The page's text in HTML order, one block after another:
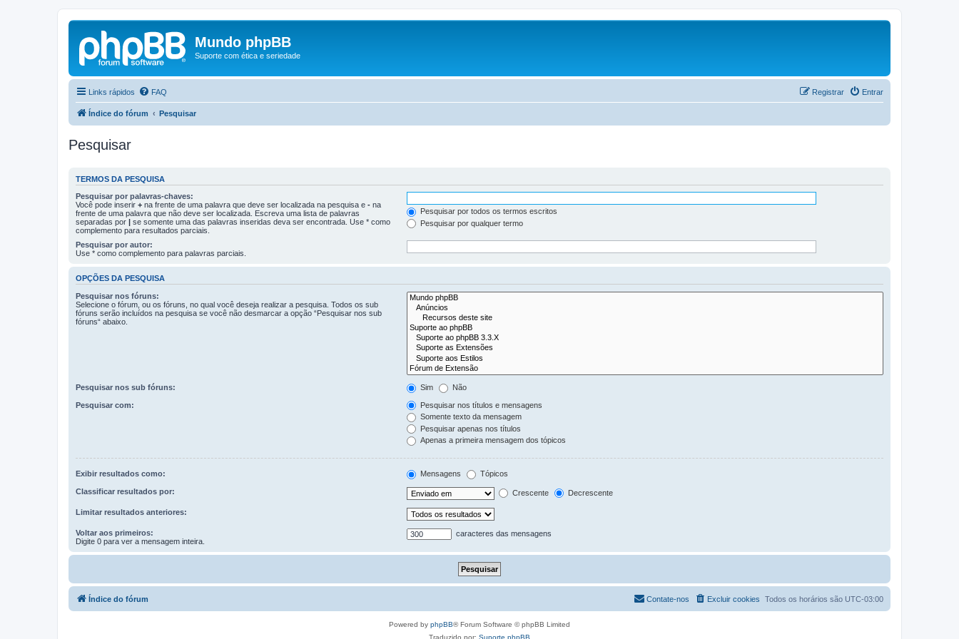
Mundo phpBB
Suporte com ética e seriedade
Links rápidos FAQ Entrar
Registrar
Índice do fórum Pesquisar
Pesquisar
TERMOS DA PESQUISA
Pesquisar por palavras-chaves:
Você pode inserir + na frente de uma palavra que deve ser localizada na pesquisa e - na
frente de uma palavra que não deve ser localizada. Escreva uma lista de palavras
separadas por | se somente uma das palavras inseridas deva ser encontrada. Use * como
complemento para resultados parciais.
Pesquisar por todos os termos escritos
Pesquisar por qualquer termo
Pesquisar por autor:
Use * como complemento para palavras parciais.
OPÇÕES DA PESQUISA
Pesquisar nos fóruns:
Selecione o fórum, ou os fóruns, no qual você deseja realizar a pesquisa. Todos os sub
fóruns serão incluídos na pesquisa se você não desmarcar a opção “Pesquisar nos sub
fóruns“ abaixo.
Pesquisar nos sub fóruns: Sim Não
Pesquisar com:
Pesquisar nos títulos e mensagens
Somente texto da mensagem
Pesquisar apenas nos títulos
Apenas a primeira mensagem dos tópicos
Exibir resultados como: Mensagens Tópicos
Classificar resultados por: Crescente Decrescente
Limitar resultados anteriores:
Voltar aos primeiros:
Digite 0 para ver a mensagem inteira.
caracteres das mensagens
Índice do fórum Todos os horários são UTC-03:00
Excluir cookies
Contate-nos
Powered by phpBB® Forum Software © phpBB Limited
Traduzido por: Suporte phpBB